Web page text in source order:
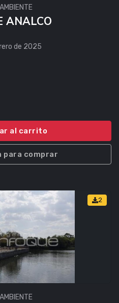
ANALCO
de 2025
al carrito
para comprar
2